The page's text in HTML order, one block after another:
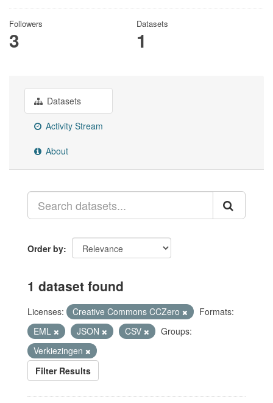
Followers
3
Datasets
1
Datasets
Activity Stream
About
Order by
1 dataset found
Licenses: Creative Commons CCZero
Formats:
EML
JSON CSV
Groups:
Verkiezingen
Filter Results